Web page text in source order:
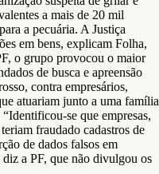
a mais de 20 mil
a pecuária. A Justiça
em bens, explicam Folha,
o grupo provocou o maior
de busca e apreensão
contra empresários,
atuariam junto a uma família
se que empresas,
fraudado cadastros de
de dados falsos em
a PF, que não divulgou os